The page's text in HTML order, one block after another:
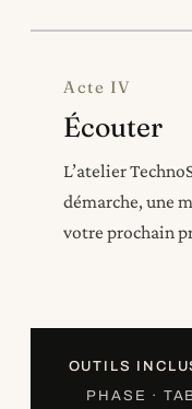
Acte IV
Écouter
L’atelier
démarche, une
votre prochain
OUTILS
PHASE ·